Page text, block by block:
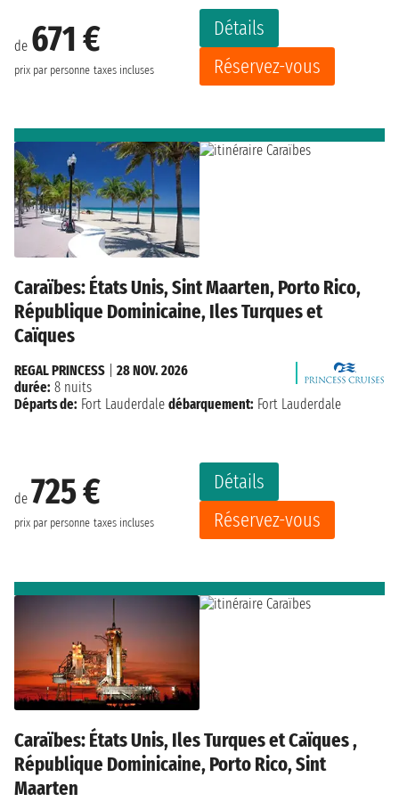
de 671 €
prix par personne taxes incluses
Détails
Réservez-vous
Caraïbes: États Unis, Sint Maarten, Porto Rico,
République Dominicaine, Iles Turques et
Caïques
de 725 €
prix par personne taxes incluses
Détails
Réservez-vous
REGAL PRINCESS
28 NOV. 2026
durée: 8 nuits
Départs de: Fort Lauderdale débarquement: Fort Lauderdale
Caraïbes: États Unis, Iles Turques et Caïques ,
République Dominicaine, Porto Rico, Sint
Maarten